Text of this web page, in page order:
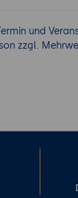
und
zzgl.